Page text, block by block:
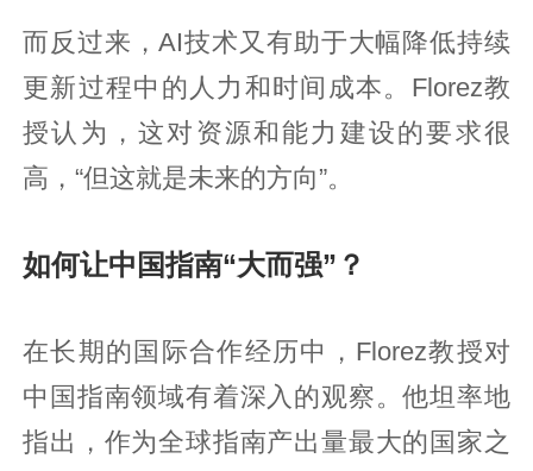
而反过来，AI技术又有助于大幅降低持续
更新过程中的人力和时间成本。Florez教
授认为，这对资源和能力建设的要求很
高，“但这就是未来的方向”。
如何让中国指南“大而强”？
在长期的国际合作经历中，Florez教授对
中国指南领域有着深入的观察。他坦率地
指出，作为全球指南产出量最大的国家之